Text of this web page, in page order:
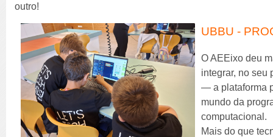
outro!
UBBU -
O AEEixo deu
integrar, no seu
— a plataforma
mundo da
computacional.
Mais do que